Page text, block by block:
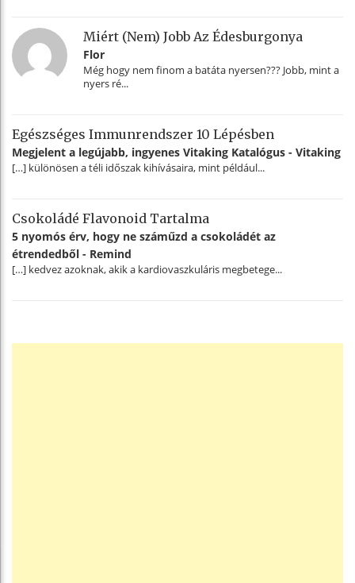
Miért (nem) Jobb Az Édesburgonya
Flor
Még hogy nem finom a batáta nyersen??? Jobb, mint a
nyers ré...
Egészséges Immunrendszer 10 Lépésben
Megjelent a legújabb, ingyenes Vitaking Katalógus - Vitaking
[…] különösen a téli időszak kihívásaira, mint például...
Csokoládé Flavonoid Tartalma
5 nyomós érv, hogy ne száműzd a csokoládét az
étrendedből - Remind
[…] kedvez azoknak, akik a kardiovaszkuláris megbetege...